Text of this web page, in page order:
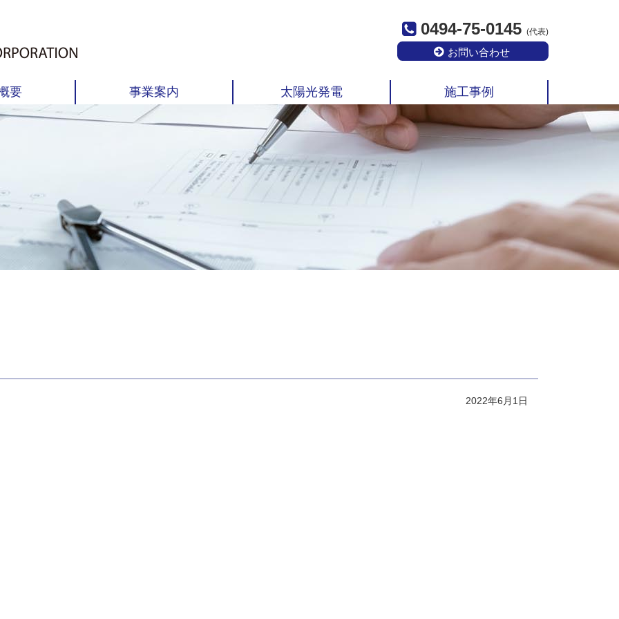
0494-75-0145 (代表)
お問い合わせ
要 事業案内 太陽光発電 施工事例
2022年6月1日